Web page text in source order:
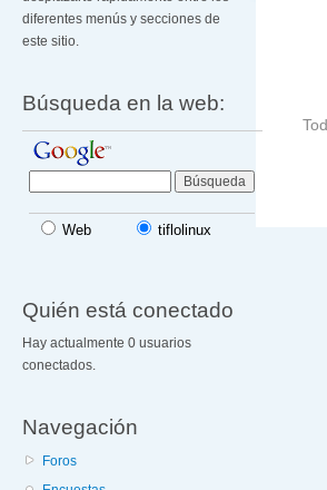
diferentes menús y secciones de
este sitio.
Búsqueda en la web:
Web tiflolinux
Quién está conectado
Hay actualmente 0 usuarios
conectados.
Navegación
Foros